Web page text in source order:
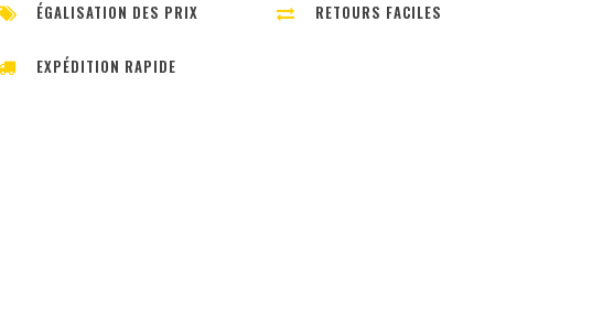
ÉGALISATION DES PRIX RETOURS FACILES
EXPÉDITION RAPIDE